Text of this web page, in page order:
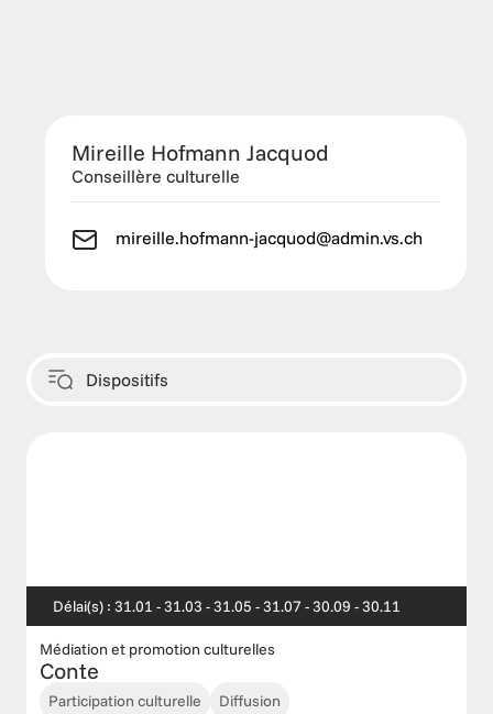
Mireille Hofmann Jacquod
Conseillère culturelle
mireille.hofmann-jacquod@admin.vs.ch
Dispositifs
Délai(s) : 31.01 - 31.03 - 31.05 - 31.07 - 30.09 - 30.11
Médiation et promotion culturelles
Conte
Participation culturelle Diffusion